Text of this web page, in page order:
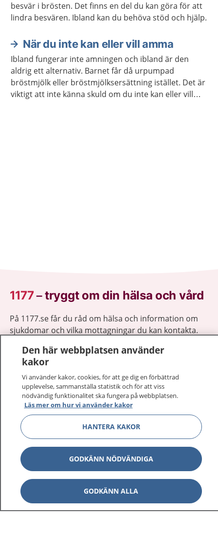
besvär i brösten. Det finns en del du kan göra för att
lindra besvären. Ibland kan du behöva stöd och hjälp.
När du inte kan eller vill amma
Ibland fungerar inte amningen och ibland är den
aldrig ett alternativ. Barnet får då urpumpad
bröstmjölk eller bröstmjölksersättning istället. Det är
viktigt att inte känna skuld om du inte kan eller vill
1177–tryggt om din hälsa och vård
På 1177.se får du råd om hälsa och information om
sjukdomar och vilka mottagningar du kan kontakta.
vårdärenden. Ring telefonnummer 1177 för
sjukvårdsrådgivning dygnet runt.
1177 ger dig råd när du vill må bättre.
1177 på flera språk Visa
Om 1177 Visa
Kontakt Visa
Den här webbplatsen använder
kakor
Vi använder kakor, cookies, för att ge dig en förbättrad
upplevelse, sammanställa statistik och för att viss
nödvändig funktionalitet ska fungera på webbplatsen.
Läs mer om hur vi använder kakor
HANTERA KAKOR
GODKÄNN NÖDVÄNDIGA
GODKÄNN ALLA